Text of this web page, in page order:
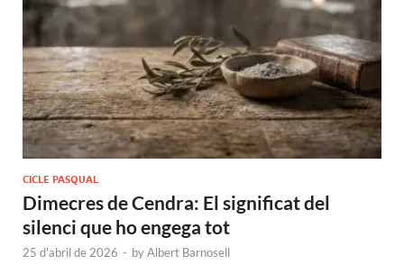
CICLE PASQUAL
Dimecres de Cendra: El significat del
silenci que ho engega tot
25 d'abril de 2026 - byAlbert Barnosell